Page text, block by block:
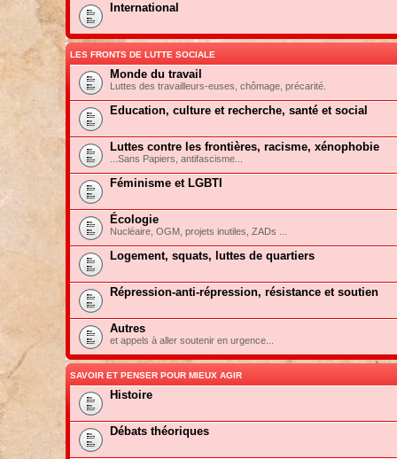
International
LES FRONTS DE LUTTE SOCIALE
Monde du travail
Luttes des travailleurs-euses, chômage, précarité.
Education, culture et recherche, santé et social
Luttes contre les frontières, racisme, xénophobie
...Sans Papiers, antifascisme...
Féminisme et LGBTI
Écologie
Nucléaire, OGM, projets inutiles, ZADs ...
Logement, squats, luttes de quartiers
Répression-anti-répression, résistance et soutien
Autres
et appels à aller soutenir en urgence...
SAVOIR ET PENSER POUR MIEUX AGIR
Histoire
Débats théoriques